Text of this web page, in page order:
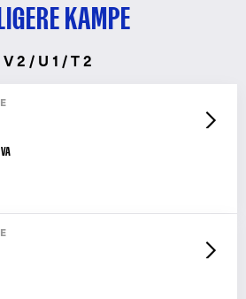
KAMPE
V 2 / U 1 / T 2